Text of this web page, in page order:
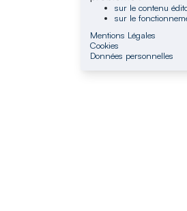
sur le contenu
sur le
Mentions Légales
Cookies
Données personnelles